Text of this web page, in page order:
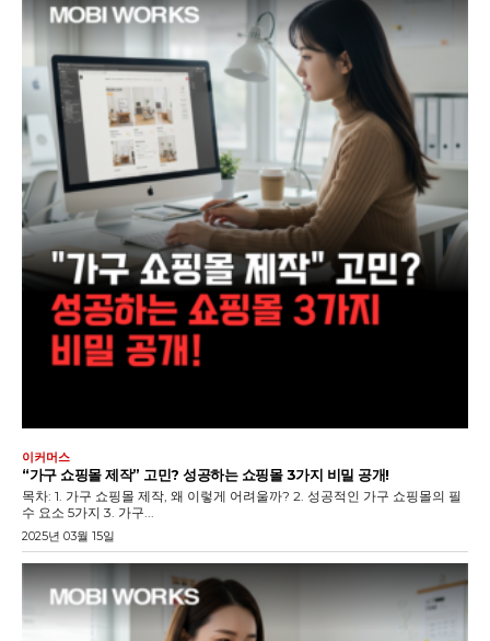
이커머스
“가구 쇼핑몰 제작” 고민? 성공하는 쇼핑몰 3가지 비밀 공개!
목차: 1. 가구 쇼핑몰 제작, 왜 이렇게 어려울까? 2. 성공적인 가구 쇼핑몰의 필
수 요소 5가지 3. 가구...
2025년 03월 15일